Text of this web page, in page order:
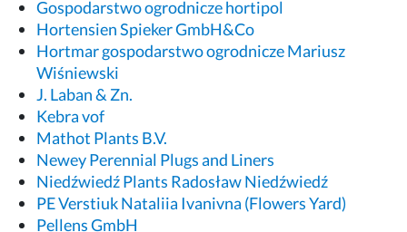
Gospodarstwo ogrodnicze hortipol
Hortensien Spieker GmbH&Co
Hortmar gospodarstwo ogrodnicze Mariusz
Wiśniewski
J. Laban & Zn.
Kebra vof
Mathot Plants B.V.
Newey Perennial Plugs and Liners
Niedźwiedź Plants Radosław Niedźwiedź
PE Verstiuk Nataliia Ivanivna (Flowers Yard)
Pellens GmbH